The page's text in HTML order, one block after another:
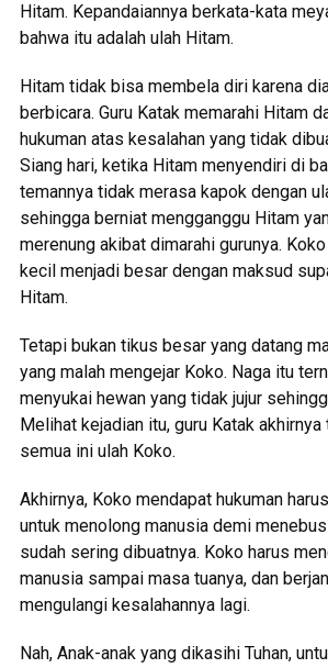
Hitam. Kepandaiannya berkata-kata
bahwa itu adalah ulah Hitam.
Hitam tidak bisa membela diri karena
berbicara. Guru Katak memarahi Hitam
hukuman atas kesalahan yang tidak
Siang hari, ketika Hitam menyendiri di
temannya tidak merasa kapok dengan
sehingga berniat mengganggu Hitam
merenung akibat dimarahi gurunya.
kecil menjadi besar dengan maksud
Hitam.
Tetapi bukan tikus besar yang datang
yang malah mengejar Koko. Naga itu
menyukai hewan yang tidak jujur
Melihat kejadian itu, guru Katak
semua ini ulah Koko.
Akhirnya, Koko mendapat hukuman
untuk menolong manusia demi
sudah sering dibuatnya. Koko harus
manusia sampai masa tuanya, dan
mengulangi kesalahannya lagi.
Nah, Anak-anak yang dikasihi Tuhan,